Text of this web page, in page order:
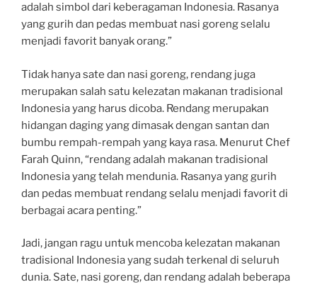
adalah simbol dari keberagaman Indonesia. Rasanya
yang gurih dan pedas membuat nasi goreng selalu
menjadi favorit banyak orang.”
Tidak hanya sate dan nasi goreng, rendang juga
merupakan salah satu kelezatan makanan tradisional
Indonesia yang harus dicoba. Rendang merupakan
hidangan daging yang dimasak dengan santan dan
bumbu rempah-rempah yang kaya rasa. Menurut Chef
Farah Quinn, “rendang adalah makanan tradisional
Indonesia yang telah mendunia. Rasanya yang gurih
dan pedas membuat rendang selalu menjadi favorit di
berbagai acara penting.”
Jadi, jangan ragu untuk mencoba kelezatan makanan
tradisional Indonesia yang sudah terkenal di seluruh
dunia. Sate, nasi goreng, dan rendang adalah beberapa